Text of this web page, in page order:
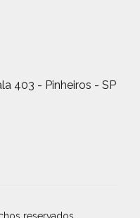
403 - Pinheiros - SP